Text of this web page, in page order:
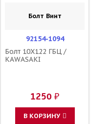
Болт Винт
92154-1094
Болт 10X122 ГБЦ /
KAWASAKI
1250 ₽
В КОРЗИНУ